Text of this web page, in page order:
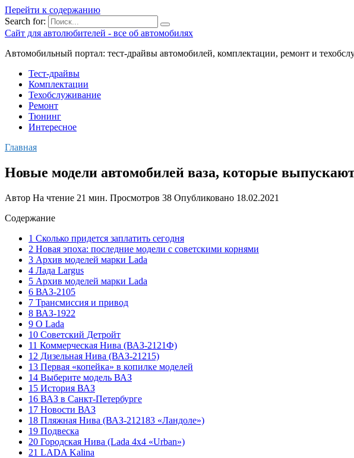
Перейти к содержанию
Search for:
Сайт для автолюбителей - все об автомобилях
Автомобильный портал: тест-драйвы автомобилей, комплектации, ремонт и
Тест-драйвы
Комплектации
Техобслуживание
Ремонт
Тюнинг
Интересное
Главная
Новые модели автомобилей ваза, которые
Автор На чтение 21 мин. Просмотров 38 Опубликовано 18.02.2021
Содержание
1 Сколько придется заплатить сегодня
2 Новая эпоха: последние модели с советскими корнями
3 Архив моделей марки Lada
4 Лада Largus
5 Архив моделей марки Lada
6 ВАЗ-2105
7 Трансмиссия и привод
8 ВАЗ-1922
9 О Lada
10 Советский Детройт
11 Коммерческая Нива (ВАЗ-2121Ф)
12 Дизельная Нива (ВАЗ-21215)
13 Первая «копейка» в копилке моделей
14 Выберите модель ВАЗ
15 История ВАЗ
16 ВАЗ в Санкт-Петербурге
17 Новости ВАЗ
18 Пляжная Нива (ВАЗ-212183 «Ландоле»)
19 Подвеска
20 Городская Нива (Lada 4х4 «Urban»)
21 LADA Kalina